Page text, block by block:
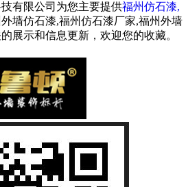
有限公司为您主要提供福州仿石漆,
外墙仿石漆,福州仿石漆厂家,福州外墙
展示和信息更新，欢迎您的收藏。